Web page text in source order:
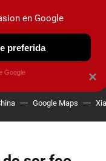
OBSERVATORIO
Google Maps
×
en Google
preferida
Google